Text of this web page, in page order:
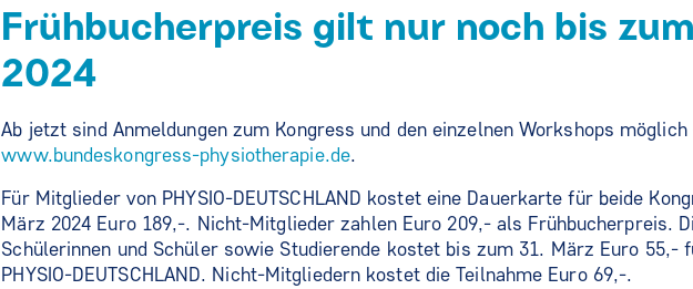
Frühbucherpreis gilt nur noch bis
2024
Ab jetzt sind Anmeldungen zum Kongress und den einzelnen Workshops
www.bundeskongress-physiotherapie.de.
Für Mitglieder von PHYSIO-DEUTSCHLAND kostet eine Dauerkarte für beide
März 2024 Euro 189,-. Nicht-Mitglieder zahlen Euro 209,- als Frühbucherpreis.
Schülerinnen und Schüler sowie Studierende kostet bis zum 31. März Euro 55,-
PHYSIO-DEUTSCHLAND. Nicht-Mitgliedern kostet die Teilnahme Euro 69,-.